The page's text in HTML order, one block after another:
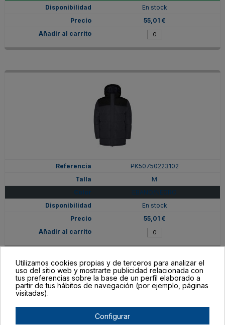
En stock
55,01 €
PK50750223102
M
EBANO/NEGRO
En stock
55,01 €
Utilizamos cookies propias y de terceros para analizar el
uso del sitio web y mostrarte publicidad relacionada con
tus preferencias sobre la base de un perfil elaborado a
partir de tus hábitos de navegación (por ejemplo, páginas
visitadas).
Configurar